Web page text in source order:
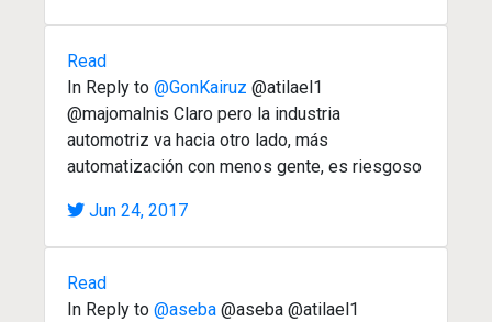
Read
In Reply to @GonKairuz @atilael1
@majomalnis Claro pero la industria
automotriz va hacia otro lado, más
automatización con menos gente, es riesgoso
Jun 24, 2017
Read
In Reply to @aseba @aseba @atilael1